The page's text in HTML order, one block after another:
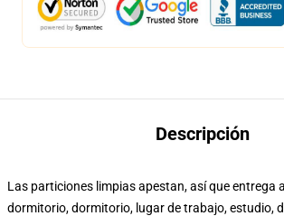
Descripción
Las particiones limpias apestan, así que entrega
dormitorio, dormitorio, lugar de trabajo, estudio,